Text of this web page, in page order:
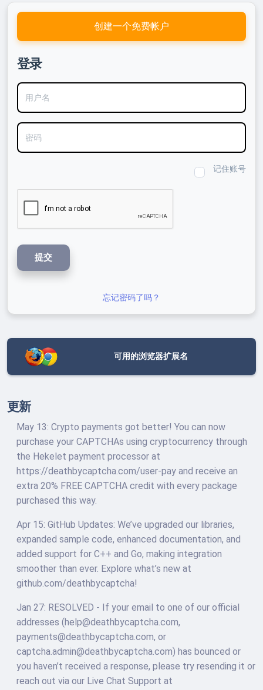
创建一个免费帐户
登录
用户名
密码
记住账号
提交
忘记密码了吗？
可用的浏览器扩展名
更新
May 13: Crypto payments got better! You can now
purchase your CAPTCHAs using cryptocurrency through
the Hekelet payment processor at
https://deathbycaptcha.com/user-pay and receive an
extra 20% FREE CAPTCHA credit with every package
purchased this way.
Apr 15: GitHub Updates: We’ve upgraded our libraries,
expanded sample code, enhanced documentation, and
added support for C++ and Go, making integration
smoother than ever. Explore what’s new at
github.com/deathbycaptcha!
Jan 27: RESOLVED - If your email to one of our official
addresses (help@deathbycaptcha.com,
payments@deathbycaptcha.com, or
captcha.admin@deathbycaptcha.com) has bounced or
you haven’t received a response, please try resending it or
reach out via our Live Chat Support at